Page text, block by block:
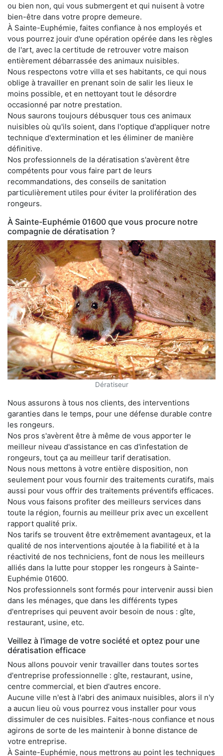
ou bien non, qui vous submergent et qui nuisent à votre
bien-être dans votre propre demeure.
À Sainte-Euphémie, faites confiance à nos employés et
vous pourrez jouir d'une opération opérée dans les règles
de l'art, avec la certitude de retrouver votre maison
entièrement débarrassée des animaux nuisibles.
Nous respectons votre villa et ses habitants, ce qui nous
oblige à travailler en prenant soin de salir les lieux le
moins possible, et en nettoyant tout le désordre
occasionné par notre prestation.
Nous saurons toujours débusquer tous ces animaux
nuisibles où qu'ils soient, dans l'optique d'appliquer notre
technique d'extermination et les éliminer de manière
définitive.
Nos professionnels de la dératisation s'avèrent être
compétents pour vous faire part de leurs
recommandations, des conseils de sanitation
particulièrement utiles pour éviter la prolifération des
rongeurs.
À Sainte-Euphémie 01600 que vous procure notre
compagnie de dératisation ?
Dératiseur
Nous assurons à tous nos clients, des interventions
garanties dans le temps, pour une défense durable contre
les rongeurs.
Nos pros s'avèrent être à même de vous apporter le
meilleur niveau d'assistance en cas d'infestation de
rongeurs, tout ça au meilleur tarif deratisation.
Nous nous mettons à votre entière disposition, non
seulement pour vous fournir des traitements curatifs, mais
aussi pour vous offrir des traitements préventifs efficaces.
Nous vous faisons profiter des meilleurs services dans
toute la région, fournis au meilleur prix avec un excellent
rapport qualité prix.
Nos tarifs se trouvent être extrêmement avantageux, et la
qualité de nos interventions ajoutée à la fiabilité et à la
réactivité de nos techniciens, font de nous les meilleurs
alliés dans la lutte pour stopper les rongeurs à Sainte-
Euphémie 01600.
Nos professionnels sont formés pour intervenir aussi bien
dans les ménages, que dans les différents types
d'entreprises qui peuvent avoir besoin de nous : gîte,
restaurant, usine, etc.
Veillez à l'image de votre société et optez pour une
dératisation efficace
Nous allons pouvoir venir travailler dans toutes sortes
d'entreprise professionnelle : gîte, restaurant, usine,
centre commercial, et bien d'autres encore.
Aucune ville n'est à l'abri des animaux nuisibles, alors il n'y
a aucun lieu où vous pourrez vous installer pour vous
dissimuler de ces nuisibles. Faites-nous confiance et nous
agirons de sorte de les maintenir à bonne distance de
votre entreprise.
À Sainte-Euphémie, nous mettrons au point les techniques